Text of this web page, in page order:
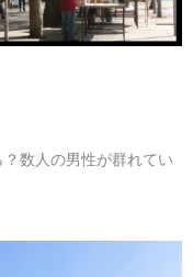
数人の男性が群れてい